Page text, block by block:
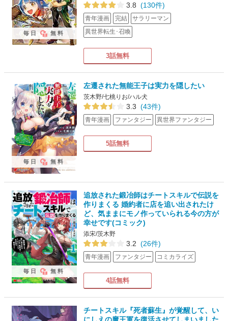
3.8 (130件)
青年漫画 完結
サラリーマン
異世界転生･召喚
3話無料
毎日 無料
左遷された無能王子は実力を隠したい
茨木野/七桃りお/ハル犬
3.3 (43件)
青年漫画 ファンタジー 異世界ファンタジー
5話無料
毎日 無料
追放された鍛冶師はチートスキルで伝説を
作りまくる 婚約者に店を追い出されたけ
ど、気ままにモノ作っていられる今の方が
幸せです(コミック)
添宋/茨木野
3.2 (26件)
青年漫画 ファンタジー コミカライズ
4話無料
毎日 無料
チートスキル『死者蘇生』が覚醒して、い